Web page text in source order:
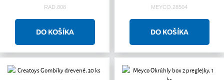
RAD.808 MEYCO.28504